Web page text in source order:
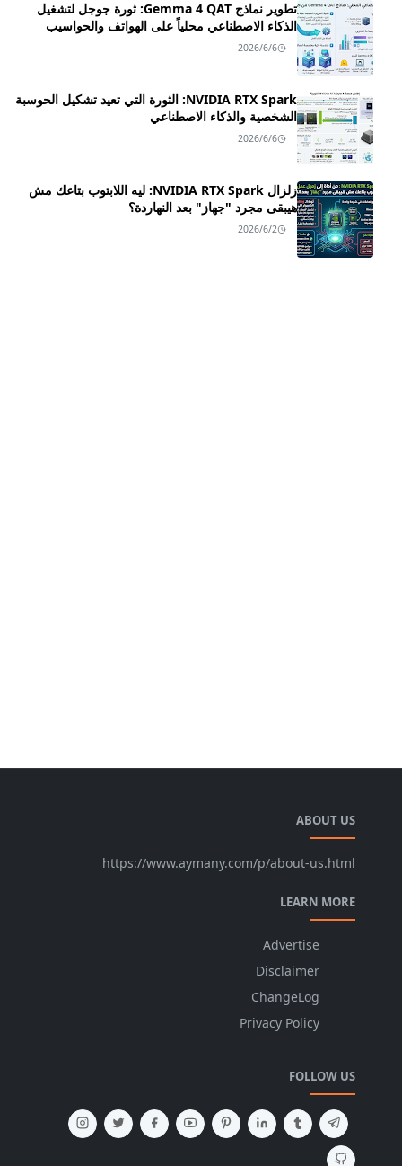
تطوير نماذج Gemma 4 QAT: ثورة جوجل لتشغيل
الذكاء الاصطناعي محلياً على الهواتف والحواسيب
2026/6/6
NVIDIA RTX Spark: الثورة التي تعيد تشكيل الحوسبة
الشخصية والذكاء الاصطناعي
2026/6/6
زلزال NVIDIA RTX Spark: ليه اللابتوب بتاعك مش
هيبقى مجرد "جهاز" بعد النهاردة؟
2026/6/2
ABOUT US
https://www.aymany.com/p/about-us.html
LEARN MORE
Advertise
Disclaimer
ChangeLog
Privacy Policy
FOLLOW US